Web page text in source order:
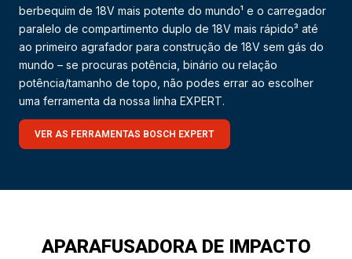
berbequim de 18V mais potente do mundo¹ e o carregador
paralelo de compartimento duplo de 18V mais rápido³ até
ao primeiro agrafador para construção de 18V sem gás do
mundo – se procuras potência, binário ou relação
potência/tamanho de topo, não podes errar ao escolher
uma ferramenta da nossa linha EXPERT.
VER AS FERRAMENTAS BOSCH EXPERT
APARAFUSADORA DE IMPACTO